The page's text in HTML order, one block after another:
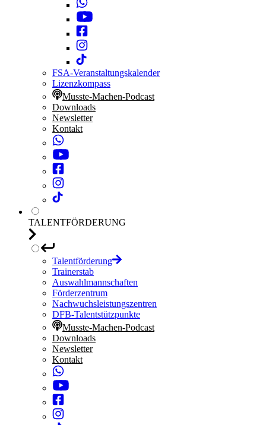
FSA-Veranstaltungskalender
Lizenzkompass
Musste-Machen-Podcast
Downloads
Newsletter
Kontakt
TALENTFÖRDERUNG
Talentförderung
Trainerstab
Auswahlmannschaften
Förderzentrum
Nachwuchsleistungszentren
DFB-Talentstützpunkte
Musste-Machen-Podcast
Downloads
Newsletter
Kontakt